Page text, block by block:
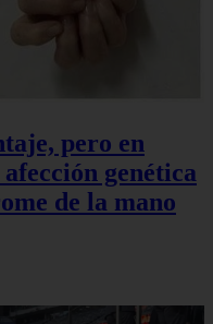
pero en
genética
de la mano